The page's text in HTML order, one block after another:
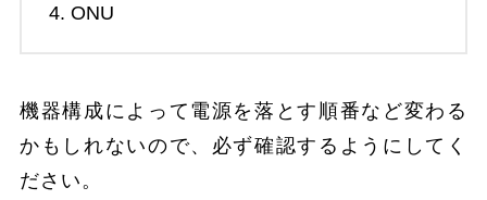
ONU
機器構成によって電源を落とす順番など変わる
かもしれないので、必ず確認するようにしてく
ださい。